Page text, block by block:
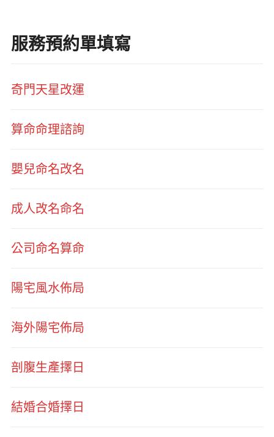
服務預約單填寫
奇門天星改運
算命命理諮詢
嬰兒命名改名
成人改名命名
公司命名算命
陽宅風水佈局
海外陽宅佈局
剖腹生產擇日
結婚合婚擇日